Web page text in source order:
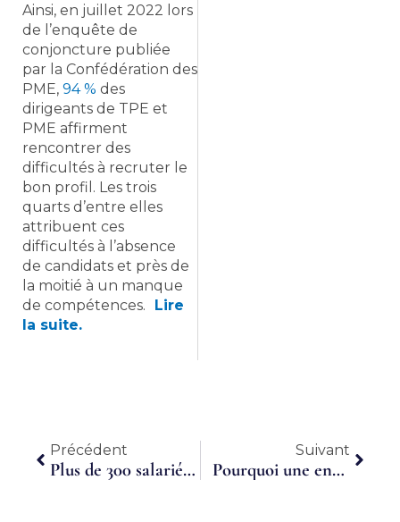
Ainsi, en juillet 2022 lors
de l’enquête de
conjoncture publiée
par la Confédération des
PME, 94 % des
dirigeants de TPE et
PME affirment
rencontrer des
difficultés à recruter le
bon profil. Les trois
quarts d’entre elles
attribuent ces
difficultés à l’absence
de candidats et près de
la moitié à un manque
de compétences. Lire
la suite.
Précédent
Précédent
Plus de 300 salariés travaillent en temps partagé
Suivant
Pourquoi une entreprise doit-elle faire appel à un manager de transition ?